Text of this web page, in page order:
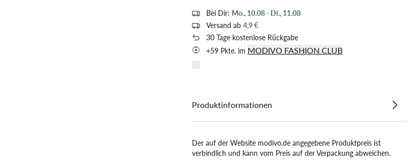
Bei Dir: Mo., 10.08 - Di., 11.08
Versand ab 4,9 €
30 Tage kostenlose Rückgabe
+59 Pkte. im MODIVO FASHION CLUB
Produktinformationen
Der auf der Website modivo.de angegebene Produktpreis ist
verbindlich und kann vom Preis auf der Verpackung abweichen.